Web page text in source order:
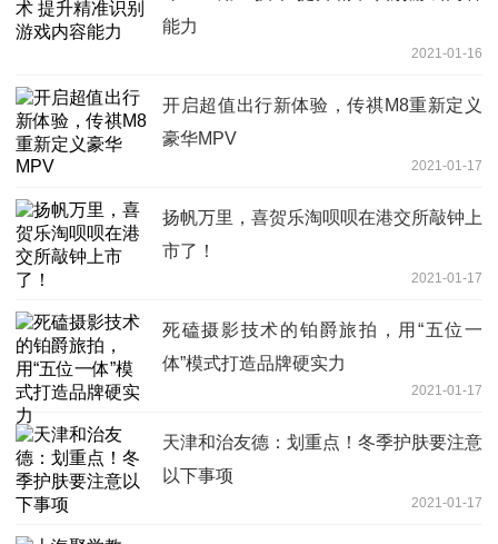
能力
2021-01-16
开启超值出行新体验，传祺M8重新定义
豪华MPV
2021-01-17
扬帆万里，喜贺乐淘呗呗在港交所敲钟上
市了！
2021-01-17
死磕摄影技术的铂爵旅拍，用“五位一
体”模式打造品牌硬实力
2021-01-17
天津和治友德：划重点！冬季护肤要注意
以下事项
2021-01-17